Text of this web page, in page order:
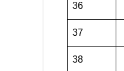
36
37
38